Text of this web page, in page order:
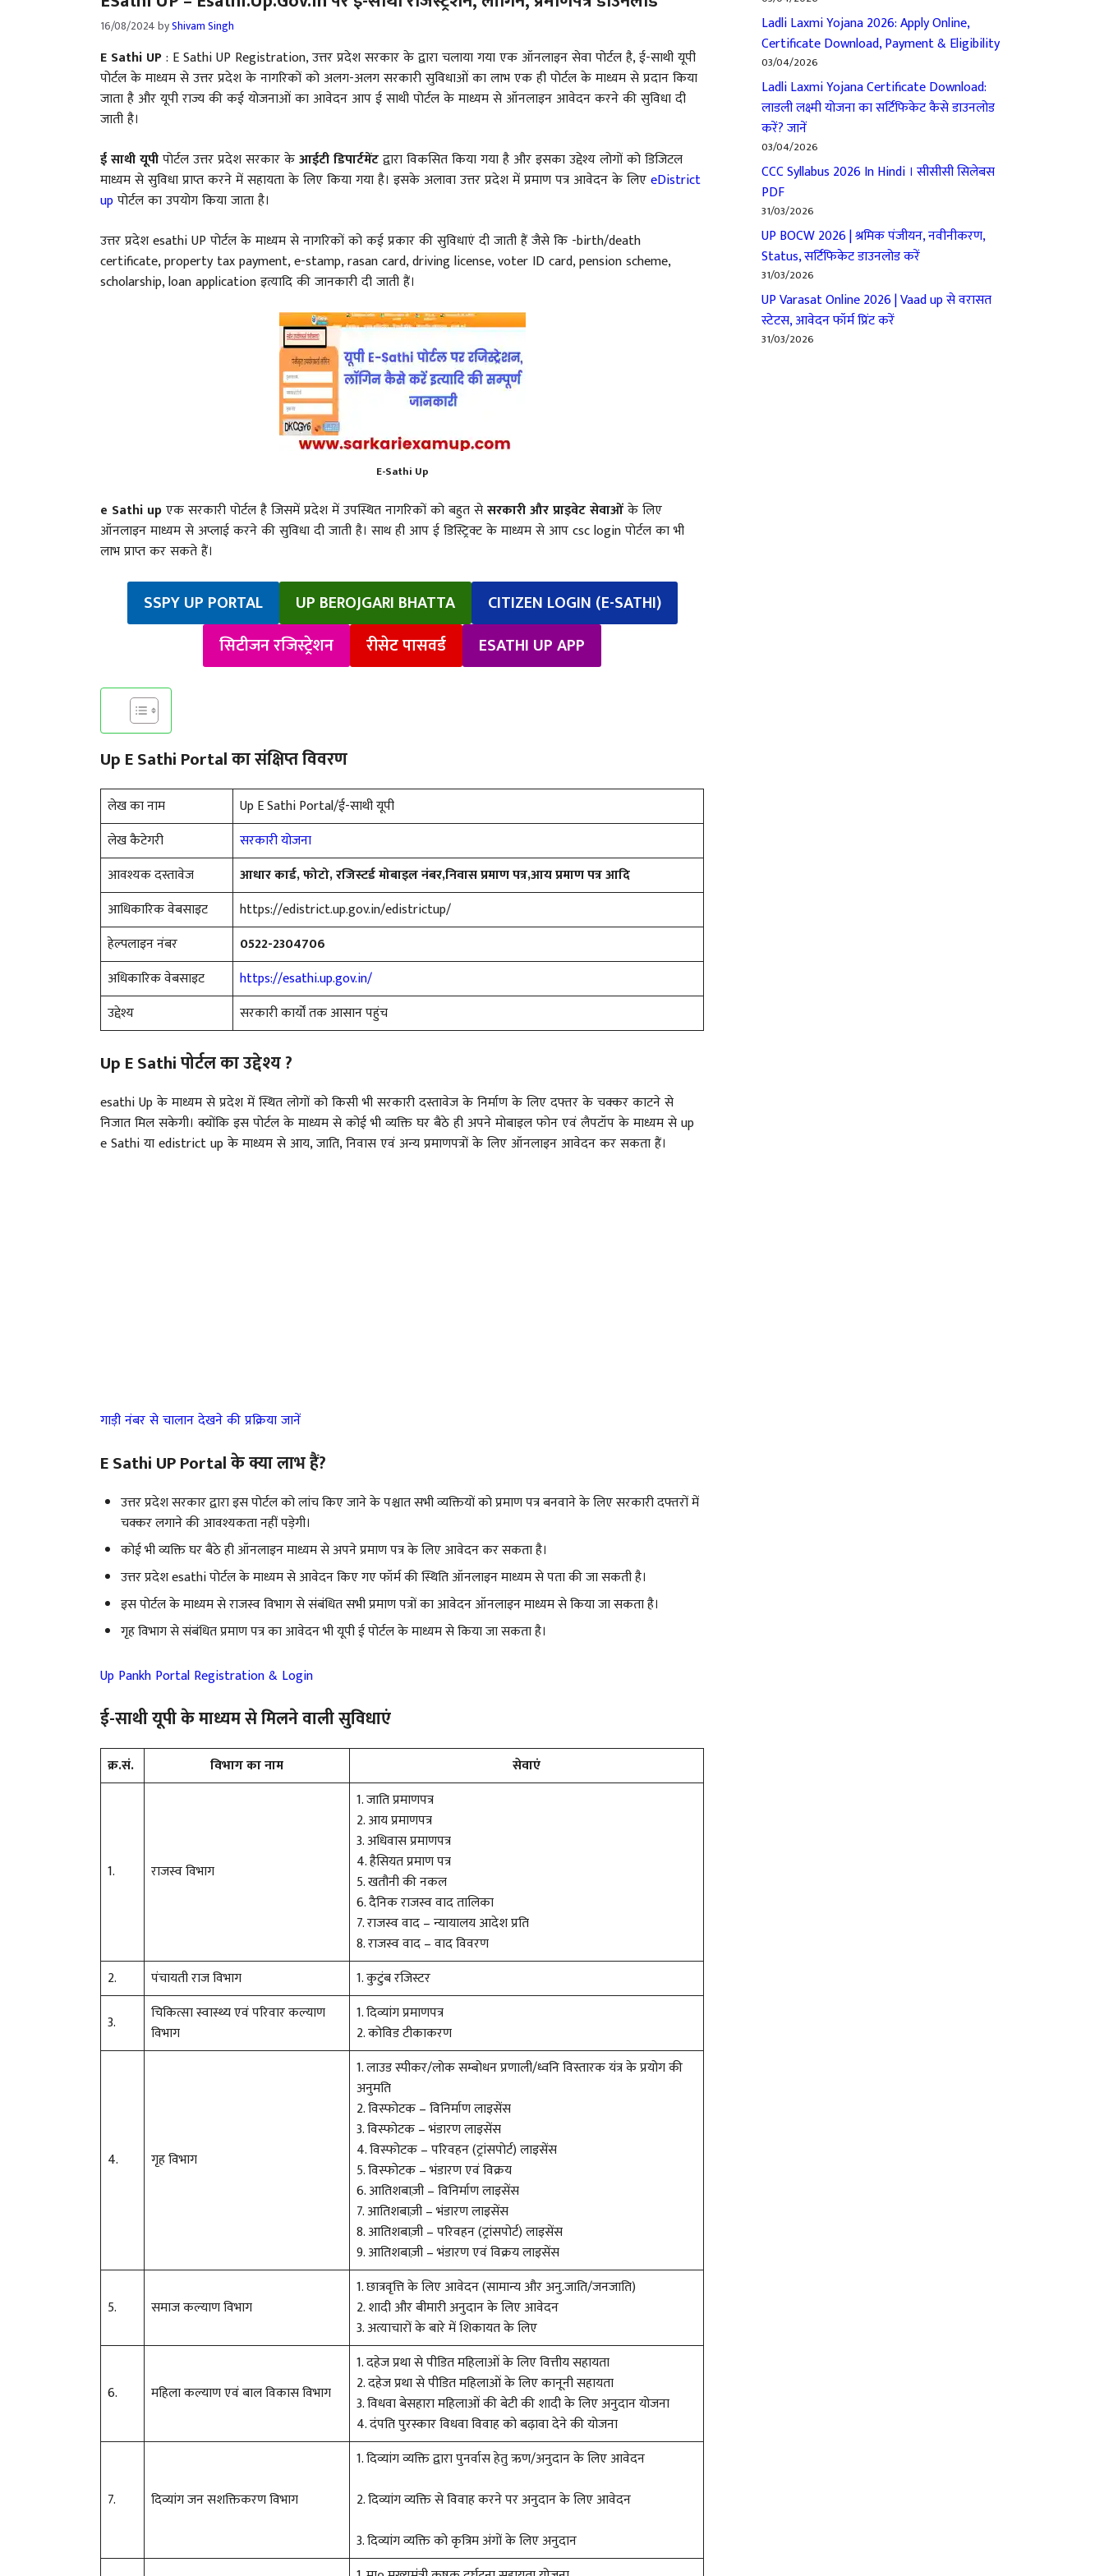
16/08/2024byShivam Singh
E Sathi UP: E Sathi UP Registration, उत्तर प्रदेश सरकार के द्वारा चलाया गया एक ऑनलाइन सेवा पोर्टल है, ई-साथी यूपी
पोर्टल के माध्यम से उत्तर प्रदेश के नागरिकों को अलग-अलग सरकारी सुविधाओं का लाभ एक ही पोर्टल के माध्यम से प्रदान किया
जाता है और यूपी राज्य की कई योजनाओं का आवेदन आप ई साथी पोर्टल के माध्यम से ऑनलाइन आवेदन करने की सुविधा दी
जाती है।
ई साथी यूपीपोर्टल उत्तर प्रदेश सरकार केआईटी डिपार्टमेंटद्वारा विकसित किया गया है और इसका उद्देश्य लोगों को डिजिटल
माध्यम से सुविधा प्राप्त करने में सहायता के लिए किया गया है। इसके अलावा उत्तर प्रदेश में प्रमाण पत्र आवेदन के लिएeDistrict
upपोर्टल का उपयोग किया जाता है।
उत्तर प्रदेश esathi UP पोर्टल के माध्यम से नागरिकों को कई प्रकार की सुविधाएं दी जाती हैं जैसे कि -birth/death
certificate, property tax payment, e-stamp, rasan card, driving license, voter ID card, pension scheme,
scholarship, loan application इत्यादि की जानकारी दी जाती हैं।
E-Sathi Up
e Sathi upएक सरकारी पोर्टल है जिसमें प्रदेश में उपस्थित नागरिकों को बहुत सेसरकारी और प्राइवेट सेवाओंके लिए
ऑनलाइन माध्यम से अप्लाई करने की सुविधा दी जाती है। साथ ही आप ई डिस्ट्रिक्ट के माध्यम से आप csc login पोर्टल का भी
लाभ प्राप्त कर सकते हैं।
SSPY UP PORTAL UP BEROJGARI BHATTA
CITIZEN LOGIN (E-SATHI)
सिटीजन रजिस्ट्रेशन
रीसेट पासवर्ड ESATHI UP APP
Up E Sathi Portal का संक्षिप्त विवरण
लेख का नाम
Up E Sathi Portal/ई-साथी यूपी
लेख कैटेगरी
सरकारी योजना
आवश्यक दस्तावेज
आधार कार्ड, फोटो, रजिस्टर्ड मोबाइल नंबर,निवास प्रमाण पत्र,आय प्रमाण पत्र आदि
आधिकारिक वेबसाइट
https://edistrict.up.gov.in/edistrictup/
हेल्पलाइन नंबर
0522-2304706
अधिकारिक वेबसाइट
https://esathi.up.gov.in/
उद्देश्य
सरकारी कार्यों तक आसान पहुंच
Up E Sathi पोर्टल का उद्देश्य ?
esathi Up के माध्यम से प्रदेश में स्थित लोगों को किसी भी सरकारी दस्तावेज के निर्माण के लिए दफ्तर के चक्कर काटने से
निजात मिल सकेगी। क्योंकि इस पोर्टल के माध्यम से कोई भी व्यक्ति घर बैठे ही अपने मोबाइल फोन एवं लैपटॉप के माध्यम से up
e Sathi या edistrict up के माध्यम से आय, जाति, निवास एवं अन्य प्रमाणपत्रों के लिए ऑनलाइन आवेदन कर सकता हैं।
गाड़ी नंबर से चालान देखने की प्रक्रिया जानें
E Sathi UP Portal के क्या लाभ हैं?
उत्तर प्रदेश सरकार द्वारा इस पोर्टल को लांच किए जाने के पश्चात सभी व्यक्तियों को प्रमाण पत्र बनवाने के लिए सरकारी दफ्तरों में
चक्कर लगाने की आवश्यकता नहीं पड़ेगी।
कोई भी व्यक्ति घर बैठे ही ऑनलाइन माध्यम से अपने प्रमाण पत्र के लिए आवेदन कर सकता है।
उत्तर प्रदेश esathi पोर्टल के माध्यम से आवेदन किए गए फॉर्म की स्थिति ऑनलाइन माध्यम से पता की जा सकती है।
इस पोर्टल के माध्यम से राजस्व विभाग से संबंधित सभी प्रमाण पत्रों का आवेदन ऑनलाइन माध्यम से किया जा सकता है।
गृह विभाग से संबंधित प्रमाण पत्र का आवेदन भी यूपी ई पोर्टल के माध्यम से किया जा सकता है।
Up Pankh Portal Registration & Login
ई-साथी यूपी के माध्यम से मिलने वाली सुविधाएं
क्र.सं. विभाग का नाम सेवाएं
1. राजस्व विभाग
1. जाति प्रमाणपत्र
2. आय प्रमाणपत्र
3. अधिवास प्रमाणपत्र
4. हैसियत प्रमाण पत्र
5. खतौनी की नकल
6. दैनिक राजस्व वाद तालिका
7. राजस्व वाद – न्यायालय आदेश प्रति
8. राजस्व वाद – वाद विवरण
2.
पंचायती राज विभाग
1. कुटुंब रजिस्टर
3.
चिकित्सा स्वास्थ्य एवं परिवार कल्याण
विभाग
1. दिव्यांग प्रमाणपत्र
2. कोविड टीकाकरण
4. गृह विभाग
1. लाउड स्पीकर/लोक सम्बोधन प्रणाली/ध्वनि विस्तारक यंत्र के प्रयोग की
अनुमति
2. विस्फोटक – विनिर्माण लाइसेंस
3. विस्फोटक – भंडारण लाइसेंस
4. विस्फोटक – परिवहन (ट्रांसपोर्ट) लाइसेंस
5. विस्फोटक – भंडारण एवं विक्रय
6. आतिशबाज़ी – विनिर्माण लाइसेंस
7. आतिशबाज़ी – भंडारण लाइसेंस
8. आतिशबाज़ी – परिवहन (ट्रांसपोर्ट) लाइसेंस
9. आतिशबाज़ी – भंडारण एवं विक्रय लाइसेंस
5. समाज कल्याण विभाग
1. छात्रवृत्ति के लिए आवेदन (सामान्य और अनु.जाति/जनजाति)
2. शादी और बीमारी अनुदान के लिए आवेदन
3. अत्याचारों के बारे में शिकायत के लिए
6. महिला कल्याण एवं बाल विकास विभाग
1. दहेज प्रथा से पीडित महिलाओं के लिए वित्तीय सहायता
2. दहेज प्रथा से पीडित महिलाओं के लिए कानूनी सहायता
3. विधवा बेसहारा महिलाओं की बेटी की शादी के लिए अनुदान योजना
4. दंपति पुरस्कार विधवा विवाह को बढ़ावा देने की योजना
7. दिव्यांग जन सशक्तिकरण विभाग
1. दिव्यांग व्यक्ति द्वारा पुनर्वास हेतु ऋण/अनुदान के लिए आवेदन
2. दिव्यांग व्यक्ति से विवाह करने पर अनुदान के लिए आवेदन
3. दिव्यांग व्यक्ति को कृत्रिम अंगों के लिए अनुदान
Ladli Laxmi Yojana 2026: Apply Online,
Certificate Download, Payment & Eligibility
03/04/2026
Ladli Laxmi Yojana Certificate Download:
लाडली लक्ष्मी योजना का सर्टिफिकेट कैसे डाउनलोड
करें? जानें
03/04/2026
CCC Syllabus 2026 In Hindi । सीसीसी सिलेबस
PDF
31/03/2026
UP BOCW 2026 | श्रमिक पंजीयन, नवीनीकरण,
Status, सर्टिफिकेट डाउनलोड करें
31/03/2026
UP Varasat Online 2026 | Vaad up से वरासत
स्टेटस, आवेदन फॉर्म प्रिंट करें
31/03/2026